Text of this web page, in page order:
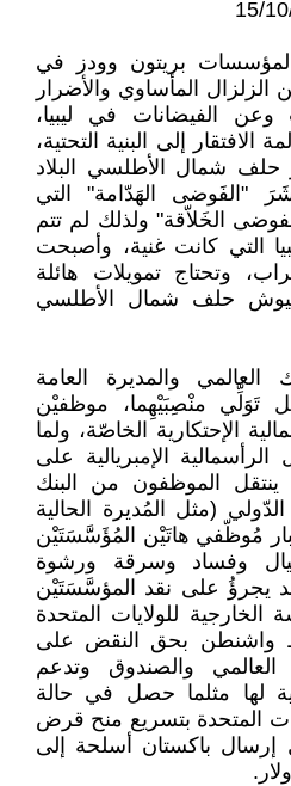
لمؤسسات بريتون وودز في
المأساوي والأضرار
الفيضانات في ليبيا،
إلى البنية التحتية،
شمال الأطلسي البلاد
"الفَوضى الهَدّامة" التي
الخَلاّقة" ولذلك لم تتم
التي كانت غنية، وأصبحت
وتحتاج تمويلات هائلة
جيوش حلف شمال الأطلسي
العالمي والمديرة العامة
تَوَلِّي منْصِبَيْهِما، موظفيْن
الإحتكارية الخاصّة، ولما
الإمبريالية على
الموظفون من البنك
(مثل المُديرة الحالية
مُوظّفي هاتَيْن المُؤَسَّسَتَيْن
وفساد وسرقة ورشوة
يجرؤُ على نقد المؤسَّسَتَيْن
الخارجية للولايات المتحدة
واشنطن بحق النقض على
والصندوق وتدعم
لها مثلما حصل في حالة
المتحدة بتسريع منح قرض
إرسال باكستان أسلحة إلى